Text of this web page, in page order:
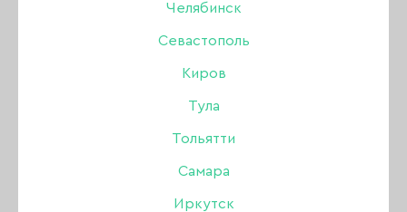
Челябинск
Севастополь
Киров
Тула
Тольятти
Самара
Иркутск
Цвет: Светоотражающий (flash)
В наличии в магазинах